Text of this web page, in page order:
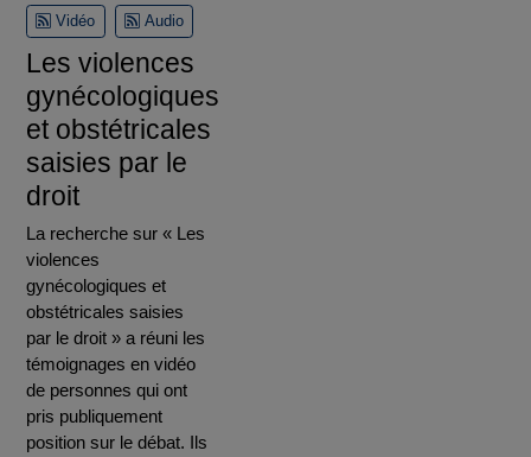
Vidéo Audio
Les violences
gynécologiques
et obstétricales
saisies par le
droit
La recherche sur « Les
violences
gynécologiques et
obstétricales saisies
par le droit » a réuni les
témoignages en vidéo
de personnes qui ont
pris publiquement
position sur le débat. Ils